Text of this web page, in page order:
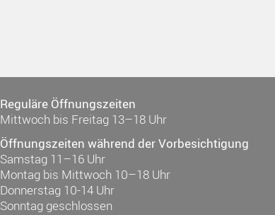
Reguläre Öffnungszeiten
Mittwoch bis Freitag 13–18 Uhr
Öffnungszeiten während der Vorbesichtigung
Samstag 11–16 Uhr
Montag bis Mittwoch 10–18 Uhr
Donnerstag 10-14 Uhr
Sonntag geschlossen